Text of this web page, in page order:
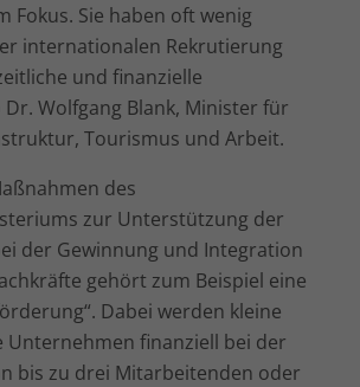
Fokus. Sie haben oft wenig
internationalen Rekrutierung
und finanzielle
Dr. Wolfgang Blank, Minister für
Tourismus und Arbeit.
des
zur Unterstützung der
der Gewinnung und In­tegration
gehört zum Beispiel eine
Dabei werden kleine
finanziell bei der
bis zu drei Mitarbeitenden oder